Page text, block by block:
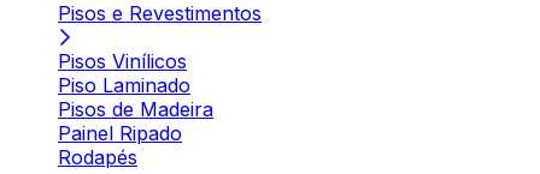
Pisos e Revestimentos
Pisos Vinílicos
Piso Laminado
Pisos de Madeira
Painel Ripado
Rodapés